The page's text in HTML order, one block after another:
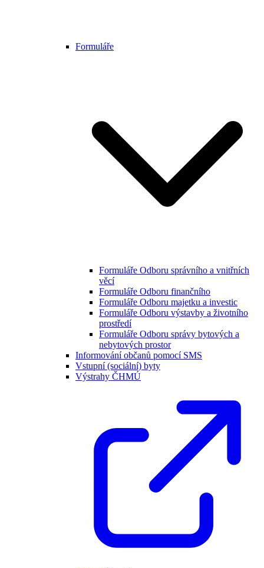
Formuláře
Formuláře Odboru správního a vnitřních
věcí
Formuláře Odboru finančního
Formuláře Odboru majetku a investic
Formuláře Odboru výstavby a životního
prostředí
Formuláře Odboru správy bytových a
nebytových prostor
Informování občanů pomocí SMS
Vstupní (sociální) byty
Výstrahy ČHMÚ